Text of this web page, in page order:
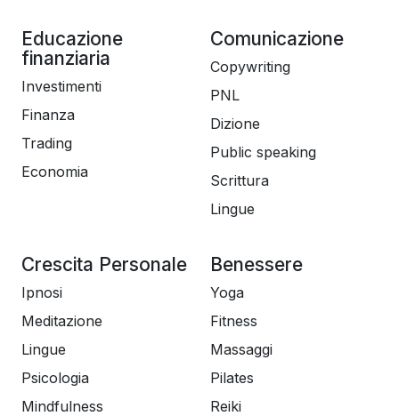
Educazione
finanziaria
Investimenti
Finanza
Trading
Economia
Comunicazione
Copywriting
PNL
Dizione
Public speaking
Scrittura
Lingue
Crescita Personale
Ipnosi
Meditazione
Lingue
Psicologia
Mindfulness
Benessere
Yoga
Fitness
Massaggi
Pilates
Reiki